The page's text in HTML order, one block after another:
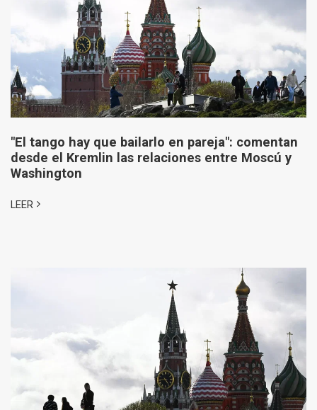
"El tango hay que bailarlo en pareja": comentan
desde el Kremlin las relaciones entre Moscú y
Washington
LEER